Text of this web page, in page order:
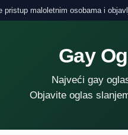
pristup maloletnim osobama i
Gay
Najveći gay
Objavite oglas